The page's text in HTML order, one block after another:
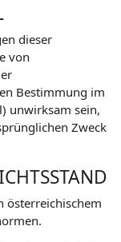
dieser
von
Bestimmung im
unwirksam sein,
Zweck
österreichischem